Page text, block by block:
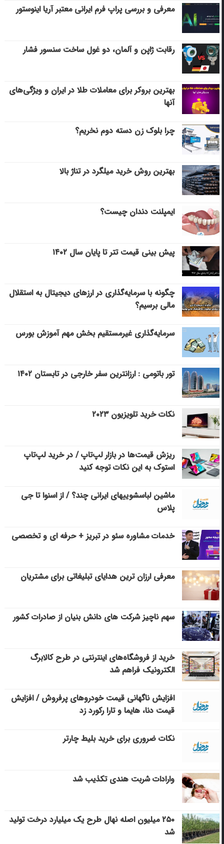
معرفی و بررسی پراپ فرم ایرانی معتبر آریا اینوستور
رقابت ژاپن و آلمان، دو غول ساخت سنسور فشار
بهترین بروکر برای معاملات طلا در ایران و ویژگی‌های
آنها
چرا بلوک زن دسته دوم نخریم؟
بهترین روش خرید میلگرد در تناژ بالا
ایمپلنت دندان چیست؟
پیش بینی قیمت تتر تا پایان سال ۱۴۰۲
چگونه با سرمایه‌گذاری در ارزهای دیجیتال به استقلال
مالی برسیم؟
سرمایه‌گذاری غیرمستقیم بخش مهم آموزش بورس
تور باتومی : ارزانترین سفر خارجی در تابستان ۱۴۰۲
نکات خرید تلویزیون ۲۰۲۳
ریزش قیمت‌ها در بازار لپ‌تاپ / در خرید لپ‌تاپ
استوک به این نکات توجه کنید
ماشین لباسشویی‎های ایرانی چند؟ / از اسنوا تا جی
پلاس
خدمات مشاوره سئو در تبریز + حرفه ای و تخصصی
معرفی ارزان ترین هدایای تبلیغاتی برای مشتریان
سهم ناچیز شرکت های دانش بنیان از صادرات کشور
خرید از فروشگاه‌های اینترنتی در طرح کالابرگ
الکترونیک فراهم شد
افزایش ناگهانی قیمت خودروهای پرفروش / افزایش
قیمت دنا، هایما و تارا رکورد زد
نکات ضروری برای خرید بلیط چارتر
وارادات شربت هندی تکذیب شد
۲۵۰ میلیون اصله نهال طرح یک میلیارد درخت تولید
شد